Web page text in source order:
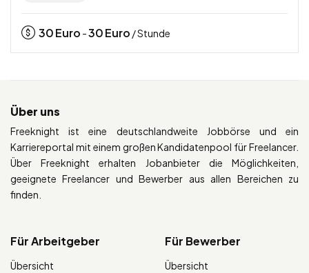
30Euro -30Euro / Stunde
Über uns
Freeknight ist eine deutschlandweite Jobbörse und ein
Karriereportal mit einem großen Kandidatenpool für Freelancer.
Über Freeknight erhalten Jobanbieter die Möglichkeiten,
geeignete Freelancer und Bewerber aus allen Bereichen zu
finden.
Für Arbeitgeber
Übersicht
Für Bewerber
Übersicht